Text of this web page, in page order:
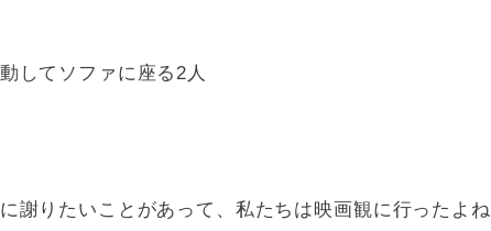
してソファに座る2人
謝りたいことがあって、私たちは映画観に行ったよね